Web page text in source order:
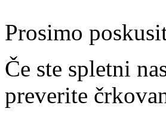
Prosimo
Če ste spletni
preverite